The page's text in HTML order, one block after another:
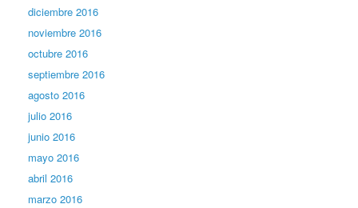
diciembre 2016
noviembre 2016
octubre 2016
septiembre 2016
agosto 2016
julio 2016
junio 2016
mayo 2016
abril 2016
marzo 2016